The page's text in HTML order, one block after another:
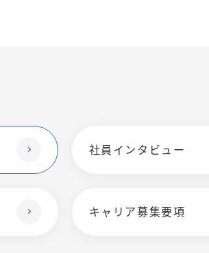
社員インタビュー
キャリア募集要項